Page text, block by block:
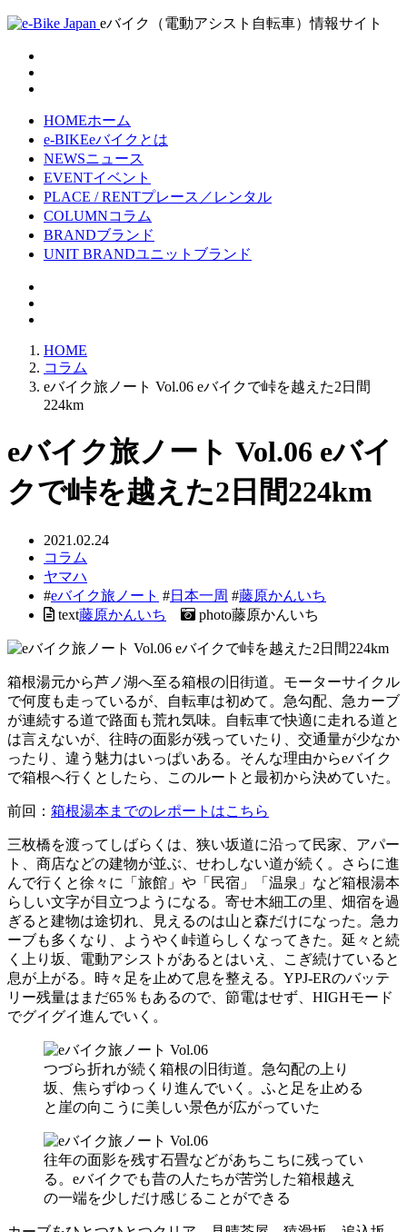
eバイク（電動アシスト自転車）情報サイト
HOMEホーム
e-BIKEeバイクとは
NEWSニュース
EVENTイベント
PLACE / RENTプレース／レンタル
COLUMNコラム
BRANDブランド
UNIT BRANDユニットブランド
HOME
コラム
eバイク旅ノート Vol.06 eバイクで峠を越えた2日間
224km
eバイク旅ノート Vol.06 eバイ
クで峠を越えた2日間224km
2021.02.24
コラム
ヤマハ
#eバイク旅ノート #日本一周 #藤原かんいち
text藤原かんいち photo藤原かんいち
箱根湯元から芦ノ湖へ至る箱根の旧街道。モーターサイクル
で何度も走っているが、自転車は初めて。急勾配、急カーブ
が連続する道で路面も荒れ気味。自転車で快適に走れる道と
は言えないが、往時の面影が残っていたり、交通量が少なか
ったり、違う魅力はいっぱいある。そんな理由からeバイク
で箱根へ行くとしたら、このルートと最初から決めていた。
前回： 箱根湯本までのレポートはこちら
三枚橋を渡ってしばらくは、狭い坂道に沿って民家、アパー
ト、商店などの建物が並ぶ、せわしない道が続く。さらに進
んで行くと徐々に「旅館」や「民宿」「温泉」など箱根湯本
らしい文字が目立つようになる。寄せ木細工の里、畑宿を過
ぎると建物は途切れ、見えるのは山と森だけになった。急カ
ーブも多くなり、ようやく峠道らしくなってきた。延々と続
く上り坂、電動アシストがあるとはいえ、こぎ続けていると
息が上がる。時々足を止めて息を整える。YPJ-ERのバッテ
リー残量はまだ65％もあるので、節電はせず、HIGHモード
でグイグイ進んでいく。
つづら折れが続く箱根の旧街道。急勾配の上り
坂、焦らずゆっくり進んでいく。ふと足を止める
と崖の向こうに美しい景色が広がっていた
往年の面影を残す石畳などがあちこちに残ってい
る。eバイクでも昔の人たちが苦労した箱根越え
の一端を少しだけ感じることができる